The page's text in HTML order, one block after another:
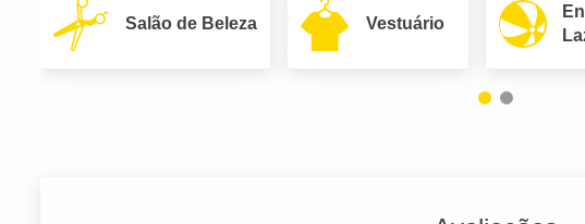
Salão de Beleza Vestuário